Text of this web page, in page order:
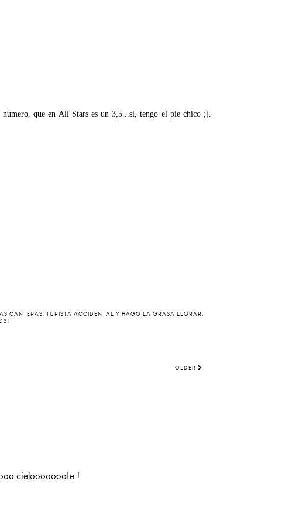
que en All Stars es un 3,5...si, tengo el pie chico ;).
CANTERAS, TURISTA ACCIDENTAL Y HAGO LA GRASA LLORAR.
OLDER
cielooooooote !